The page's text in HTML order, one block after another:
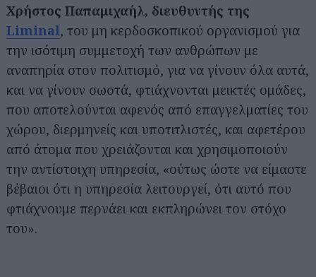
Χρήστος Παπαμιχαήλ, διευθυντής της
Liminal, του μη κερδοσκοπικού οργανισμού για
την ισότιμη συμμετοχή των ανθρώπων με
αναπηρία στον πολιτισμό, για να γίνουν όλα αυτά,
και να γίνουν σωστά, φτιάχνονται μεικτές ομάδες,
που αποτελούνται αφενός από επαγγελματίες του
χώρου, διερμηνείς και υποτιτλιστές, και αφετέρου
από άτομα που χρειάζονται και χρησιμοποιούν
την αντίστοιχη υπηρεσία, «ούτως ώστε να είμαστε
βέβαιοι ότι η υπηρεσία λειτουργεί, ότι αυτό που
φτιάχνουμε περνάει και εκπληρώνει τον στόχο
του».